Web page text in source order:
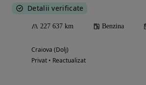
Detalii verificate
227 637 km Benzina
Craiova (Dolj)
Privat • Reactualizat